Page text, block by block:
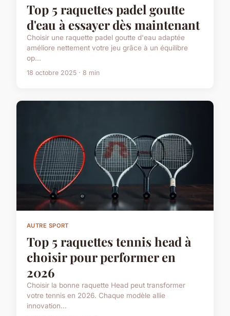
Top 5 raquettes padel goutte
d'eau à essayer dès maintenant
Choisir une raquette padel goutte d'eau adaptée
améliore nettement votre jeu grâce à un équilibre
op...
18 octobre 2025 · 8 min
AUTRE SPORT
Top 5 raquettes tennis head à
choisir pour performer en
2026
Choisir la bonne raquette Head peut transformer
votre tennis en 2026. Chaque modèle allie
innovation...